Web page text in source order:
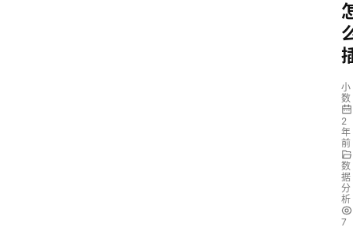
小
数
2
年
前
数
据
分
析
7